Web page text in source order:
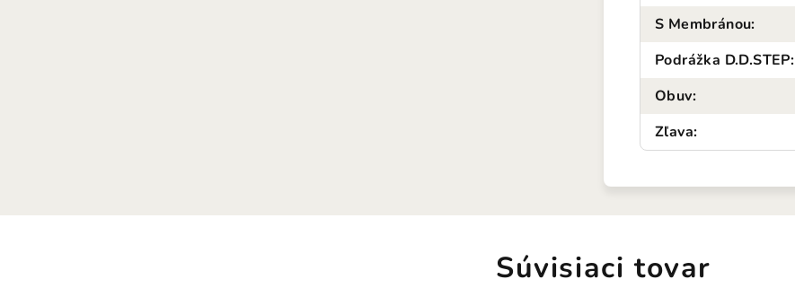
S Membránou:
Podrážka D.D.STEP:
Obuv:
Zľava:
Súvisiaci tovar